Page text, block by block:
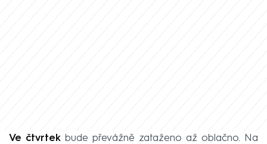
Ve čtvrtek bude převážně zataženo až oblačno. Na